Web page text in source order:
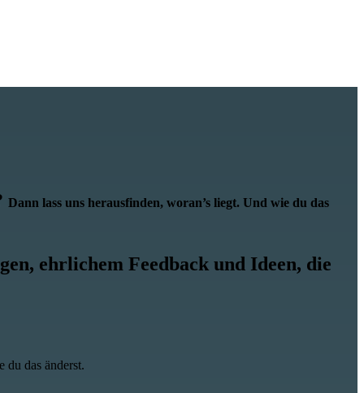
Dann lass uns herausfinden, woran’s liegt. Und wie du das
ehrlichem Feedback und Ideen, die
du das änderst.